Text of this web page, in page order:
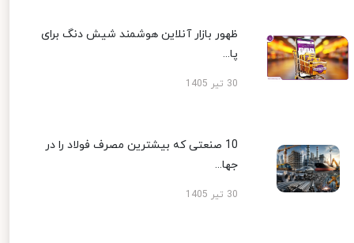
ظهور بازار آنلاین هوشمند شیش دنگ برای
پا...
30 تیر 1405
10 صنعتی که بیشترین مصرف فولاد را در
جها...
30 تیر 1405